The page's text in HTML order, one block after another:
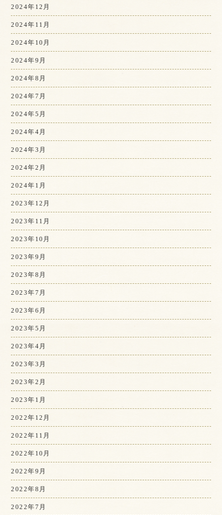
2024年12月
2024年11月
2024年10月
2024年9月
2024年8月
2024年7月
2024年5月
2024年4月
2024年3月
2024年2月
2024年1月
2023年12月
2023年11月
2023年10月
2023年9月
2023年8月
2023年7月
2023年6月
2023年5月
2023年4月
2023年3月
2023年2月
2023年1月
2022年12月
2022年11月
2022年10月
2022年9月
2022年8月
2022年7月